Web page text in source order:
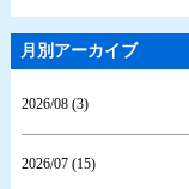
月別アーカイブ
2026/08 (3)
2026/07 (15)